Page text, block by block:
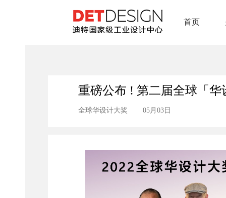
首页
重磅公布 ! 第二届全球「
全球华设计大奖 05月03日